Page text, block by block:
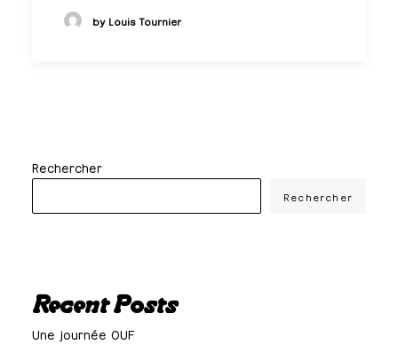
by Louis Tournier
Rechercher
Rechercher
Recent Posts
Une journée OUF